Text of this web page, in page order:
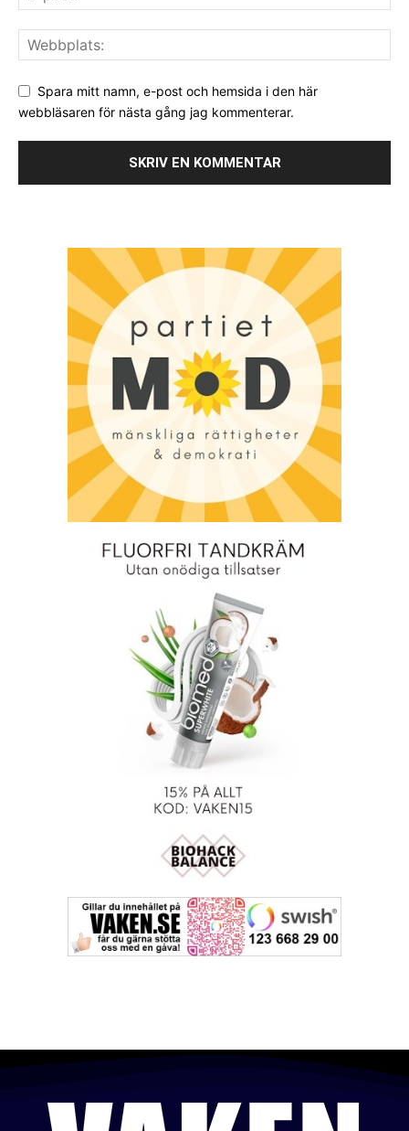
Spara mitt namn, e-post och hemsida i den här
webbläsaren för nästa gång jag kommenterar.